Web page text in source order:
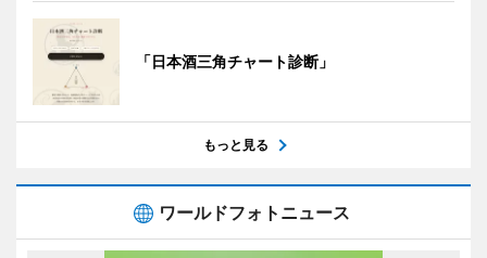
「日本酒三角チャート診断」
もっと見る
ワールドフォトニュース